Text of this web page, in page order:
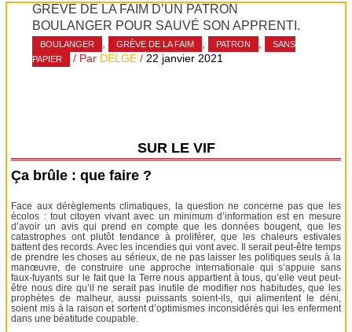
GRÈVE DE LA FAIM D’UN PATRON
BOULANGER POUR SAUVÉ SON APPRENTI.
BOULANGER , GRÈVE DE LA FAIM , PATRON ,
SANS
PAPIER
/ Par DELGE /22 janvier 2021
SUR LE VIF
Ça brûle : que faire ?
Face aux dérèglements climatiques, la question ne concerne pas que les
écolos : tout citoyen vivant avec un minimum d’information est en mesure
d’avoir un avis qui prend en compte que les données bougent, que les
catastrophes ont plutôt tendance à proliférer, que les chaleurs estivales
battent des records. Avec les incendies qui vont avec. Il serait peut-être temps
de prendre les choses au sérieux, de ne pas laisser les politiques seuls à la
manœuvre, de construire une approche internationale qui s’appuie sans
faux-fuyants sur le fait que la Terre nous appartient à tous, qu’elle veut peut-
être nous dire qu’il ne serait pas inutile de modifier nos habitudes, que les
prophètes de malheur, aussi puissants soient-ils, qui alimentent le déni,
soient mis à la raison et sortent d’optimismes inconsidérés qui les enferment
dans une béatitude coupable.